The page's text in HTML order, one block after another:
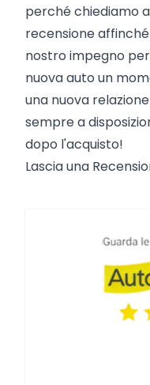
perché chiediamo
recensione
nostro impegno
nuova auto un
una nuova
sempre a
dopo l'acquisto!
Lascia una